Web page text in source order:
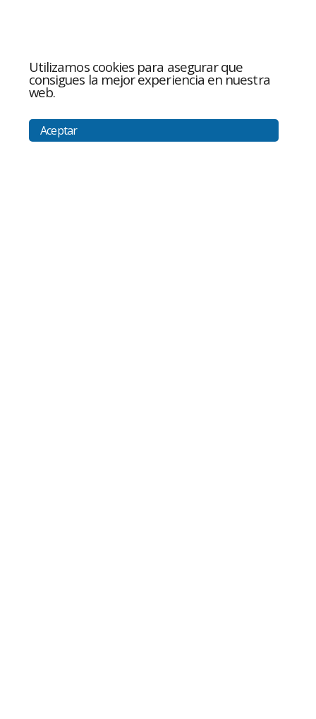
Utilizamos cookies para asegurar que
consigues la mejor experiencia en nuestra
web.
Aceptar